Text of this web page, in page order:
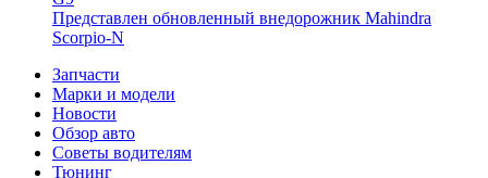
Представлен обновленный внедорожник Mahindra
Scorpio-N
Запчасти
Марки и модели
Новости
Обзор авто
Советы водителям
Тюнинг